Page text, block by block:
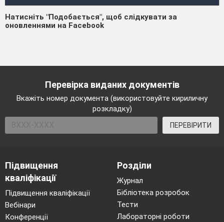
Натисніть "Подобається", щоб слідкувати за
оновленнями на Facebook
Перевірка виданих документів
Вкажіть номер документа (використовуйте кириличну
розкладку)
ПЕРЕВІРИТИ
Підвищення
кваліфікації
Підвищення кваліфікації
Вебінари
Конференції
Розділи
Журнал
Бібліотека розробок
Тести
Лабораторні роботи